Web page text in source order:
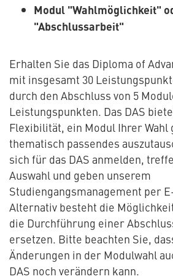
Modul "Wahlmöglichkeit"
"Abschlussarbeit"
Erhalten Sie das Diploma of
mit insgesamt 30
durch den Abschluss von 5
Leistungspunkten. Das DAS
Flexibilität, ein Modul Ihrer Wahl
thematisch passendes
sich für das DAS anmelden,
Auswahl und geben unserem
Studiengangsmanagement per
Alternativ besteht die
die Durchführung einer
ersetzen. Bitte beachten Sie,
Änderungen in der Modulwahl
DAS noch verändern kann.